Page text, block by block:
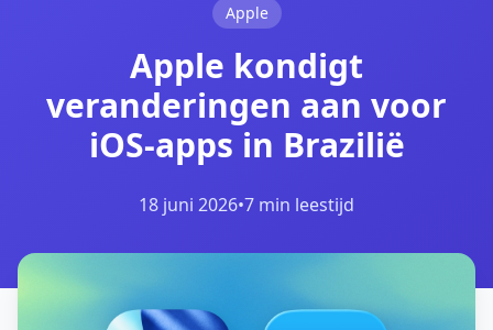
Apple
Apple kondigt
veranderingen aan voor
iOS-apps in Brazilië
18 juni 2026•7 min leestijd